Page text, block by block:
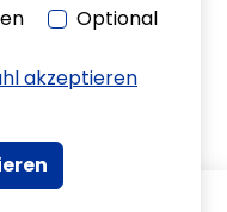
Optional
akzeptieren